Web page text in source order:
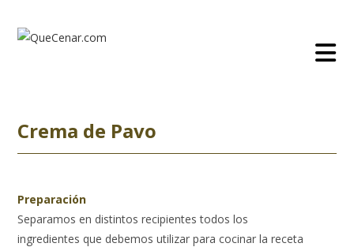
contenido
Crema de Pavo
Preparación
Separamos en distintos recipientes todos los
ingredientes que debemos utilizar para cocinar la receta